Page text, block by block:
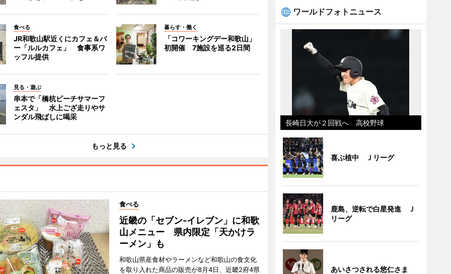
食べる
JR和歌山駅近くにカフェ＆バ
ー「ルルカフェ」 食事系ワ
ッフル提供
暮らす・働く
「コワーキングデー和歌山」
初開催 7施設を巡る2日間
見る・遊ぶ
串本で「橋杭ビーチサマーフ
ェスタ」 水上ござ走りやサ
ンダル飛ばしに喝采
もっと見る
食べる
近畿の「セブン-イレブン」に和歌
山メニュー 県内限定「天かけラ
ーメン」も
和歌山県産食材やラーメンなど和歌山の食文化
を取り入れた商品の販売が8月4日、近畿2府4県
ワールドフォトニュース
長崎日大が２回戦へ 高校野球
喜ぶ植中 Ｊリーグ
鹿島、逆転で白星発進 Ｊ
リーグ
あいさつされる悠仁さま